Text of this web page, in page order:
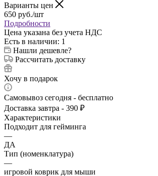
Варианты цен
650 руб./шт
Подробности
Цена указана без учета НДС
Есть в наличии: 1
Нашли дешевле?
Рассчитать доставку
Хочу в подарок
Самовывоз сегодня - бесплатно
Доставка завтра - 390 ₽
Характеристики
Подходит для гейминга
—
ДА
Тип (номенклатура)
—
игровой коврик для мыши